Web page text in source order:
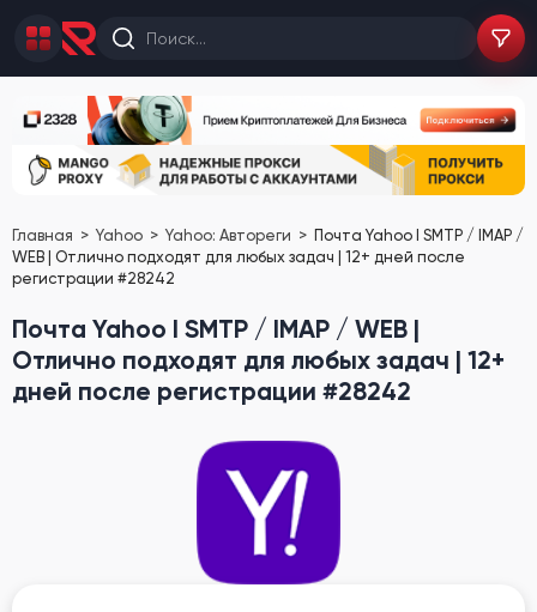
Главная Yahoo Yahoo: Автореги
Почта Yahoo I SMTP / IMAP /
WEB | Отлично подходят для любых задач | 12+ дней после
регистрации #28242
Почта Yahoo I SMTP / IMAP / WEB |
Отлично подходят для любых задач | 12+
дней после регистрации #28242